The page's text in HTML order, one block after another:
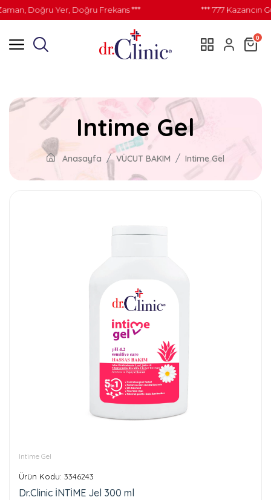
Doğru Yer, Doğru Frekans *** *** 777 Kazancın
0
Intime Gel
Anasayfa VÜCUT BAKIM Intime Gel
Intime Gel
Ürün Kodu: 3346243
Dr.Clinic İNTİME Jel 300 ml